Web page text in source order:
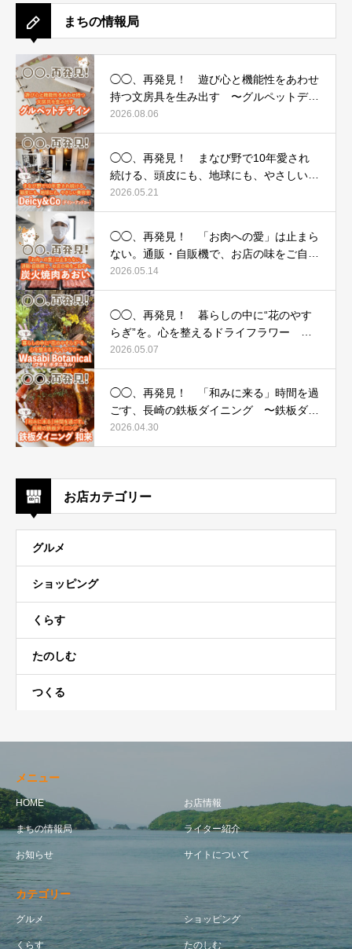
まちの情報局
◯◯、再発見！ 遊び心と機能性をあわせ
持つ文房具を生み出す 〜グルペットデザ
イン〜
2026.08.06
◯◯、再発見！ まなび野で10年愛され
続ける、頭皮にも、地球にも、やさしい美
容室 〜Deicy&Co（デイシーアンドコ
ー）〜
2026.05.21
◯◯、再発見！ 「お肉への愛」は止まら
ない。通販・自販機で、お店の味をご自宅
へ 〜炭火焼肉あおい〜
2026.05.14
◯◯、再発見！ 暮らしの中に“花のやす
らぎ”を。心を整えるドライフラワー 〜
Wasabi Botanical（ワサビ ボタニカル）〜
2026.05.07
◯◯、再発見！ 「和みに来る」時間を過
ごす、長崎の鉄板ダイニング 〜鉄板ダイ
ニング 和来（わら）〜
2026.04.30
お店カテゴリー
グルメ
ショッピング
くらす
たのしむ
つくる
メニュー
HOME お店情報
まちの情報局 ライター紹介
お知らせ サイトについて
カテゴリー
グルメ ショッピング
くらす たのしむ